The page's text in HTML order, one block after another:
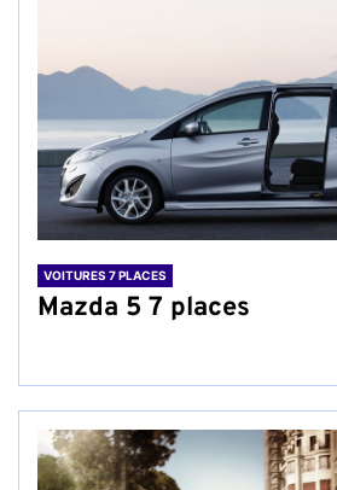
VOITURES 7 PLACES
Mazda 5 7 places